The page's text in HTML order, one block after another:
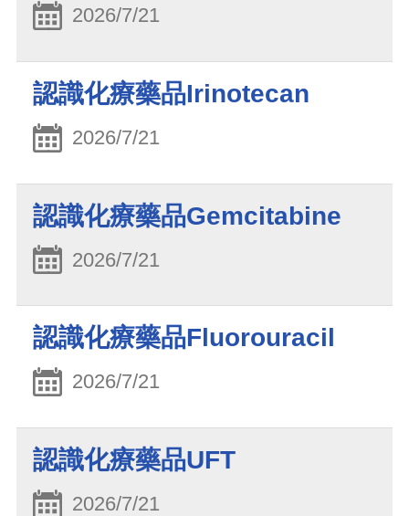
2026/7/21
認識化療藥品Irinotecan
2026/7/21
認識化療藥品Gemcitabine
2026/7/21
認識化療藥品Fluorouracil
2026/7/21
認識化療藥品UFT
2026/7/21